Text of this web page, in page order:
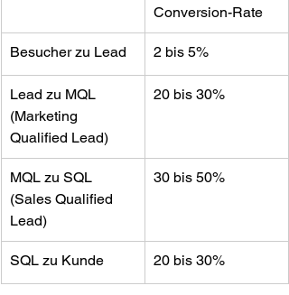
Conversion-Rate
Besucher zu Lead 2 bis 5%
Lead zu MQL
(Marketing
Qualified Lead)
20 bis 30%
MQL zu SQL
(Sales Qualified
Lead)
30 bis 50%
SQL zu Kunde 20 bis 30%